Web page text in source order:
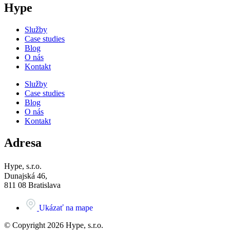
Hype
Služby
Case studies
Blog
O nás
Kontakt
Služby
Case studies
Blog
O nás
Kontakt
Adresa
Hype, s.r.o.
Dunajská 46,
811 08 Bratislava
Ukázať na mape
© Copyright 2026 Hype, s.r.o.